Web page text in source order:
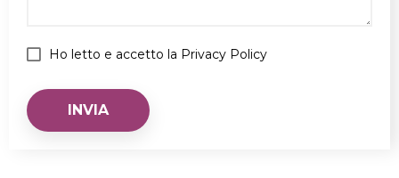
Ho letto e accetto la Privacy Policy
INVIA